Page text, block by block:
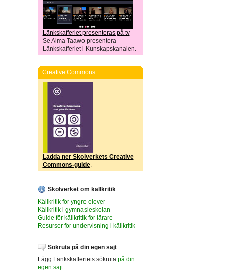
Länkskafferiet presenteras på tv
Se Alma Taawo presentera
Länkskafferiet i Kunskapskanalen.
Creative Commons
Ladda ner Skolverkets Creative
Commons-guide.
Skolverket om källkritik
Källkritik för yngre elever
Källkritik i gymnasieskolan
Guide för källkritik för lärare
Resurser för undervisning i källkritik
Sökruta på din egen sajt
Lägg Länkskafferiets sökruta på din
egen sajt.